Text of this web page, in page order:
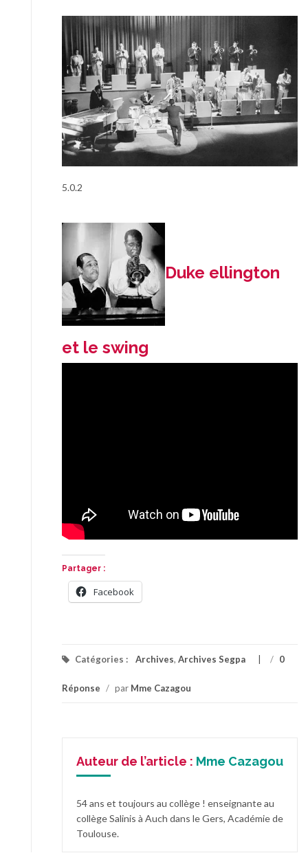
5.0.2
Duke ellington
et le swing
Partager :
Facebook
Catégories : Archives, Archives Segpa / 0
Réponse / par Mme Cazagou
Auteur de l’article : Mme Cazagou
54 ans et toujours au collège ! enseignante au
collège Salinis à Auch dans le Gers, Académie de
Toulouse.